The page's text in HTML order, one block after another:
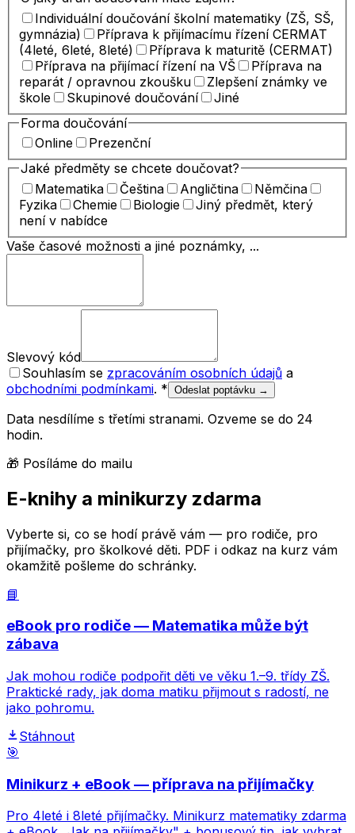
Individuální doučování školní matematiky (ZŠ, SŠ,
gymnázia)
Příprava k přijímacímu řízení CERMAT
(4leté, 6leté, 8leté)
Příprava k maturitě (CERMAT)
Příprava na přijímací řízení na VŠ
Příprava na
reparát / opravnou zkoušku
Zlepšení známky ve
škole
Skupinové doučování
Jiné
Forma doučování
Online
Prezenční
Jaké předměty se chcete doučovat?
Matematika
Čeština Angličtina
Němčina
Fyzika
Chemie Biologie
Jiný předmět, který
není v nabídce
Vaše časové možnosti a jiné poznámky, ...
Slevový kód
Souhlasím se zpracováním osobních údajů a
obchodními podmínkami. * Odeslat poptávku →
Data nesdílíme s třetími stranami. Ozveme se do 24
hodin.
🎁 Posíláme do mailu
E-knihy a minikurzy zdarma
Vyberte si, co se hodí právě vám — pro rodiče, pro
přijímačky, pro školkové děti. PDF i odkaz na kurz vám
okamžitě pošleme do schránky.
📘
eBook pro rodiče — Matematika může být
zábava
Jak mohou rodiče podpořit děti ve věku 1.–9. třídy ZŠ.
Praktické rady, jak doma matiku přijmout s radostí, ne
jako pohromu.
Stáhnout
🎯
Minikurz + eBook — příprava na přijímačky
Pro 4leté i 8leté přijímačky. Minikurz matematiky zdarma